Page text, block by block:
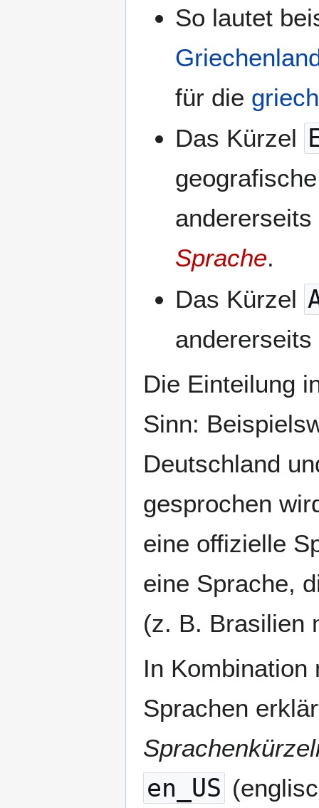
So lautet
für die
Das Kürzel
Sprache.
Das Kürzel
Die Einteilung
Sinn:
Deutschland
gesprochen
eine offizielle
eine Sprache,
(z. B. Brasilien
In
Sprachen
en_US